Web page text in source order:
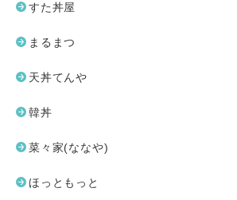
すた丼屋
まるまつ
天丼てんや
韓丼
菜々家(ななや)
ほっともっと